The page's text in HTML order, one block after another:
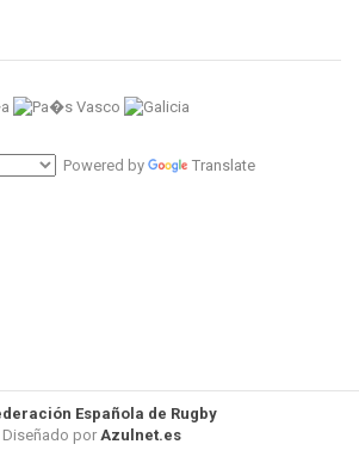
Powered by Translate
Española de Rugby
Diseñado por Azulnet.es